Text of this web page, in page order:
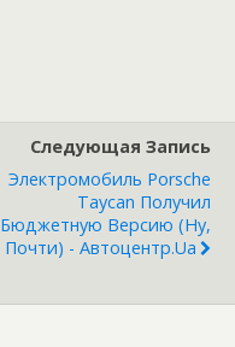
Следующая Запись
Электромобиль Porsche
Taycan Получил
Бюджетную Версию (ну,
Почти) - Автоцентр.ua